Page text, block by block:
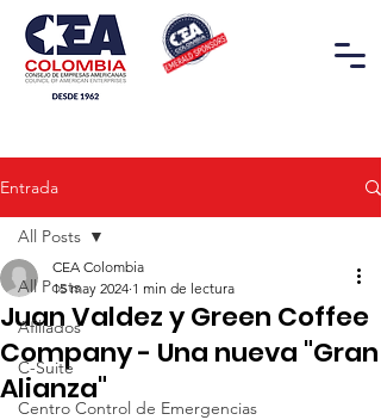
Entrada
All Posts
Afiliados
C-Suite
Centro Control de Emergencias
All Posts
Juan Valdez y Green Coffee
Company - Una nueva "Gran
Alianza"
CEA Colombia
15 may 2024 1 min de lectura